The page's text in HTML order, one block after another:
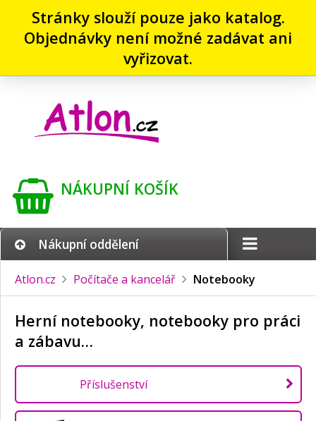
Stránky slouží pouze jako katalog.
Objednávky není možné zadávat ani
vyřizovat.
NÁKUPNÍ KOŠÍK
Nákupní oddělení
Atlon.cz Počítače a kancelář Notebooky
Herní notebooky, notebooky pro práci
a zábavu…
Příslušenství